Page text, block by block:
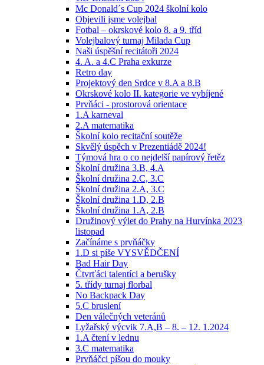
Mc Donald´s Cup 2024 školní kolo
Objevili jsme volejbal
Fotbal – okrskové kolo 8. a 9. tříd
Volejbalový turnaj Milada Cup
Naši úspěšní recitátoři 2024
4. A. a 4.C Praha exkurze
Retro day
Projektový den Srdce v 8.A a 8.B
Okrskové kolo II. kategorie ve vybíjené
Prvňáci - prostorová orientace
1.A karneval
2.A matematika
Školní kolo recitační soutěže
Skvělý úspěch v Prezentiádě 2024!
Týmová hra o co nejdelší papírový řetěz
Školní družina 3.B, 4.A
Školní družina 2.C, 3.C
Školní družina 2.A, 3.C
Školní družina 1.D, 2.B
Školní družina 1.A, 2.B
Družinový výlet do Prahy na Hurvínka 2023
listopad
Začínáme s prvňáčky
1.D si píše VYSVĚDČENÍ
Bad Hair Day
Čtvrťáci talentíci a berušky
5. třídy turnaj florbal
No Backpack Day
5.C bruslení
Den válečných veteránů
Lyžařský výcvik 7.A,B – 8. – 12. 1.2024
1.A čtení v lednu
3.C matematika
Prvňáčci píšou do mouky